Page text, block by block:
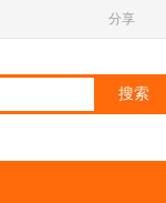
分享